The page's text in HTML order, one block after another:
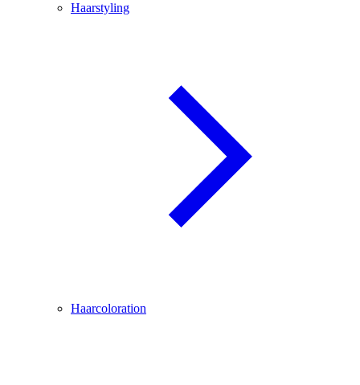
Haarstyling
Haarcoloration